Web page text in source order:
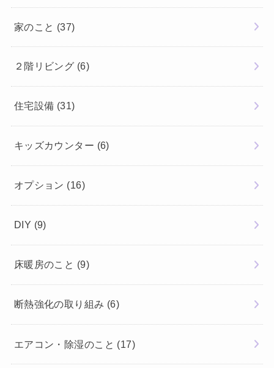
家のこと (37)
２階リビング (6)
住宅設備 (31)
キッズカウンター (6)
オプション (16)
DIY (9)
床暖房のこと (9)
断熱強化の取り組み (6)
エアコン・除湿のこと (17)